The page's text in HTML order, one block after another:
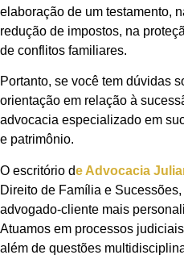
elaboração de um testamento,
redução de impostos, na
de conflitos familiares.
Portanto, se você tem dúvidas
orientação em relação à
advocacia especializado em
e patrimônio.
O escritório de Advocacia
Direito de Família e
advogado-cliente mais
Atuamos em processos
além de questões